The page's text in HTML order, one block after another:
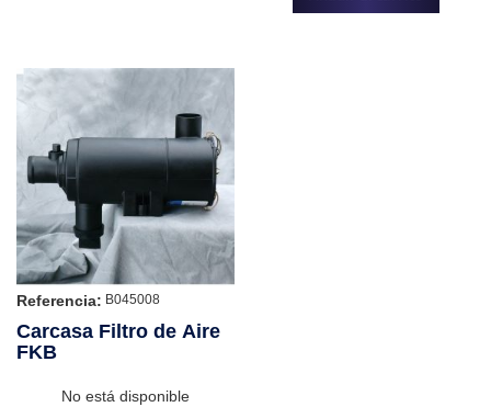
Referencia: B045008
Carcasa Filtro de Aire
FKB
No está disponible